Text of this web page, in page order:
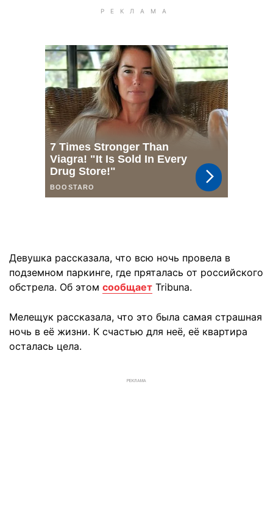
Девушка рассказала, что всю ночь провела в
подземном паркинге, где пряталась от российского
обстрела. Об этом сообщает Tribuna.
Мелещук рассказала, что это была самая страшная
ночь в её жизни. К счастью для неё, её квартира
осталась цела.
РЕКЛАМА